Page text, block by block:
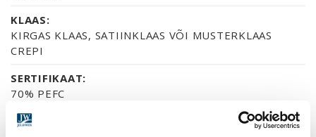
KLAAS:
KIRGAS KLAAS, SATIINKLAAS VÕI MUSTERKLAAS
CREPI
SERTIFIKAAT:
70% PEFC
GARANTII: